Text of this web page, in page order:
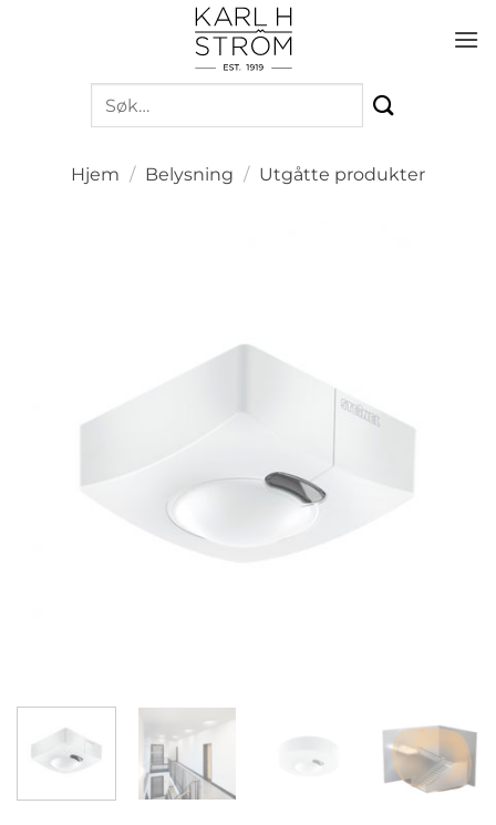
Søk
etter:
Hjem / Belysning / Utgåtte produkter